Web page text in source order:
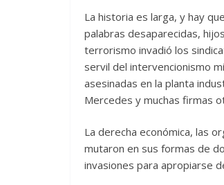
La historia es larga, y hay
palabras desaparecidas,
terrorismo invadió los
servil del intervencionismo
asesinadas en la planta
Mercedes y muchas firmas
La derecha económica, las
mutaron en sus formas de
invasiones para apropiarse